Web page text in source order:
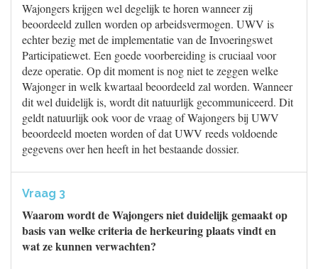
Wajongers krijgen wel degelijk te horen wanneer zij
beoordeeld zullen worden op arbeidsvermogen. UWV is
echter bezig met de implementatie van de Invoeringswet
Participatiewet. Een goede voorbereiding is cruciaal voor
deze operatie. Op dit moment is nog niet te zeggen welke
Wajonger in welk kwartaal beoordeeld zal worden. Wanneer
dit wel duidelijk is, wordt dit natuurlijk gecommuniceerd. Dit
geldt natuurlijk ook voor de vraag of Wajongers bij UWV
beoordeeld moeten worden of dat UWV reeds voldoende
gegevens over hen heeft in het bestaande dossier.
Vraag 3
Waarom wordt de Wajongers niet duidelijk gemaakt op
basis van welke criteria de herkeuring plaats vindt en
wat ze kunnen verwachten?